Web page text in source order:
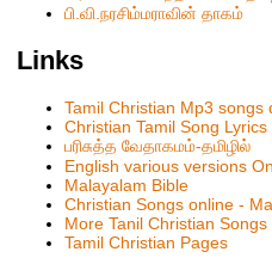
பி.வி.நரசிம்மராவின் தாகம்
Links
Tamil Christian Mp3 songs
Christian Tamil Song Lyrics
பரிசுத்த வேதாகமம்-தமிழில்
English various versions
Malayalam Bible
Christian Songs online -
More Tanil Christian Songs
Tamil Christian Pages